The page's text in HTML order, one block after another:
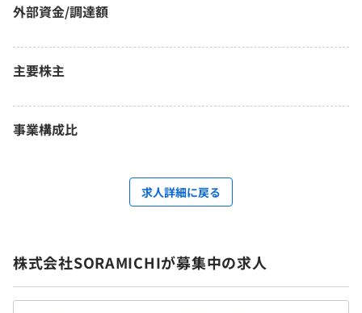
外部資金/調達額
主要株主
事業構成比
求人詳細に戻る
株式会社SORAMICHIが募集中の求人